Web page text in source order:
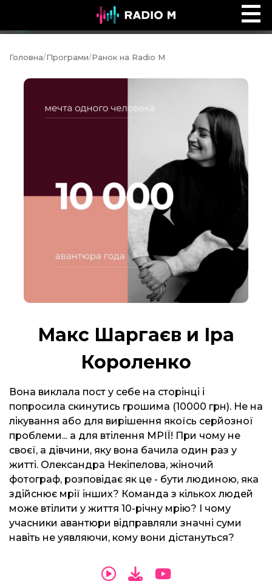
Ефір Radio M
Головна/Програми/Ранок на Radio M
Макс Шаргаєв и Іра
Короленко
Вона виклала пост у себе на сторінці і
попросила скинутись грошима (10000 грн). Не на
лікування або для вирішення якоїсь серйозної
проблеми... а для втілення МРІЇ! При чому не
своєї, а дівчини, яку вона бачила один раз у
житті. Олександра Некіпелова, жіночий
фотограф, розповідає як це - бути людиною, яка
здійснює мрії інших? Команда з кількох людей
може втілити у життя 10-річну мрію? І чому
учасники авантюри відправляли значні суми
навіть не уявляючи, кому вони дістануться?